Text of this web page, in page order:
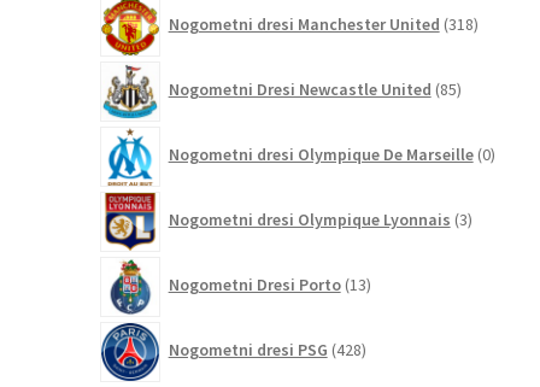
Nogometni dresi Manchester United 318izdelkov
Nogometni Dresi Newcastle United 85izdelkov
Nogometni dresi Olympique De Marseille 0
Nogometni dresi Olympique Lyonnais 3izdelki
Nogometni Dresi Porto 13izdelkov
Nogometni dresi PSG 428izdelkov